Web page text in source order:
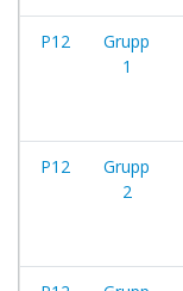
P12
Grupp
1
P12
Grupp
2